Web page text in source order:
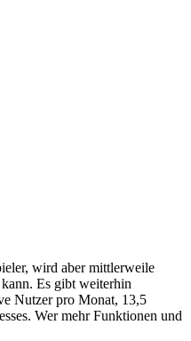
wird aber mittlerweile
Es gibt weiterhin
Nutzer pro Monat, 13,5
Wer mehr Funktionen und